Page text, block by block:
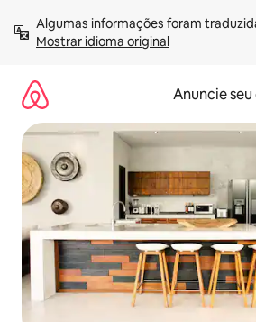
para
Mostrar idioma original
Anuncie